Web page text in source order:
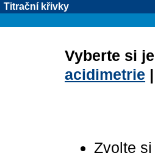
Titrační křivky
Vyberte si
acidimetrie |
Zvolte